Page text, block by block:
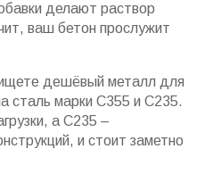
делают раствор
ваш бетон прослужит
дешёвый металл для
сталь марки С355 и С235.
а С235 –
и стоит заметно